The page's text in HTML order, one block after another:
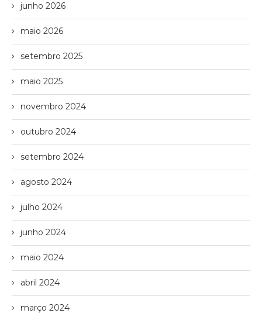
junho 2026
maio 2026
setembro 2025
maio 2025
novembro 2024
outubro 2024
setembro 2024
agosto 2024
julho 2024
junho 2024
maio 2024
abril 2024
março 2024